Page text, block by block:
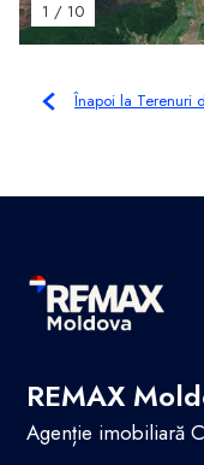
1 / 10
Înapoi la Terenuri
REMAX
Agenție imobiliară